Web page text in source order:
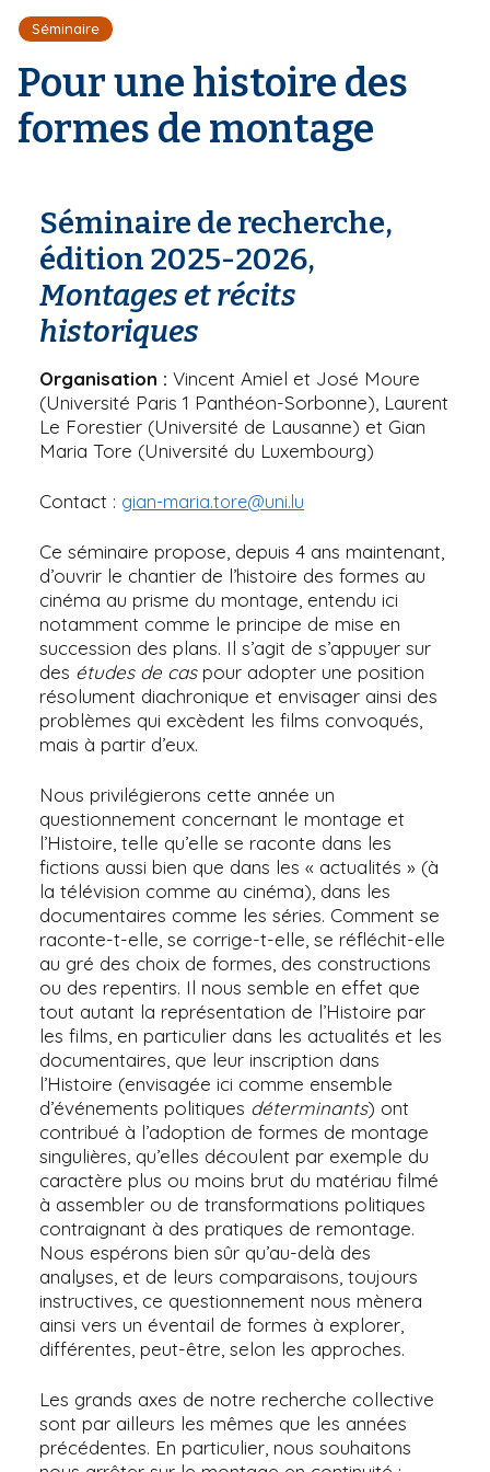
d
'
r
a
n
Séminaire
Pour une histoire des
formes de montage
Séminaire de recherche,
édition 2025-2026,
Montages et récits
historiques
Organisation : Vincent Amiel et José Moure
(Université Paris 1 Panthéon-Sorbonne), Laurent
Le Forestier (Université de Lausanne) et Gian
Maria Tore (Université du Luxembourg)
Contact : gian-maria.tore@uni.lu
Ce séminaire propose, depuis 4 ans maintenant,
d’ouvrir le chantier de l’histoire des formes au
cinéma au prisme du montage, entendu ici
notamment comme le principe de mise en
succession des plans. Il s’agit de s’appuyer sur
des études de caspour adopter une position
résolument diachronique et envisager ainsi des
problèmes qui excèdent les films convoqués,
mais à partir d’eux.
Nous privilégierons cette année un
questionnement concernant le montage et
l’Histoire, telle qu’elle se raconte dans les
fictions aussi bien que dans les « actualités » (à
la télévision comme au cinéma), dans les
documentaires comme les séries. Comment se
raconte-t-elle, se corrige-t-elle, se réfléchit-elle
au gré des choix de formes, des constructions
ou des repentirs. Il nous semble en effet que
tout autant la représentation de l’Histoire par
les films, en particulier dans les actualités et les
documentaires, que leur inscription dans
l’Histoire (envisagée ici comme ensemble
d’événements politiques déterminants) ont
contribué à l’adoption de formes de montage
singulières, qu’elles découlent par exemple du
caractère plus ou moins brut du matériau filmé
à assembler ou de transformations politiques
contraignant à des pratiques de remontage.
Nous espérons bien sûr qu’au-delà des
analyses, et de leurs comparaisons, toujours
instructives, ce questionnement nous mènera
ainsi vers un éventail de formes à explorer,
différentes, peut-être, selon les approches.
Les grands axes de notre recherche collective
sont par ailleurs les mêmes que les années
précédentes. En particulier, nous souhaitons